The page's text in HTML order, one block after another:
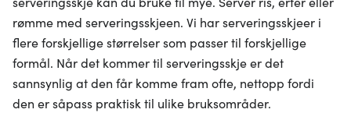
rømme med serveringsskjeen. Vi har serveringsskjeer i
flere forskjellige størrelser som passer til forskjellige
formål. Når det kommer til serveringsskje er det
sannsynlig at den får komme fram ofte, nettopp fordi
den er såpass praktisk til ulike bruksområder.